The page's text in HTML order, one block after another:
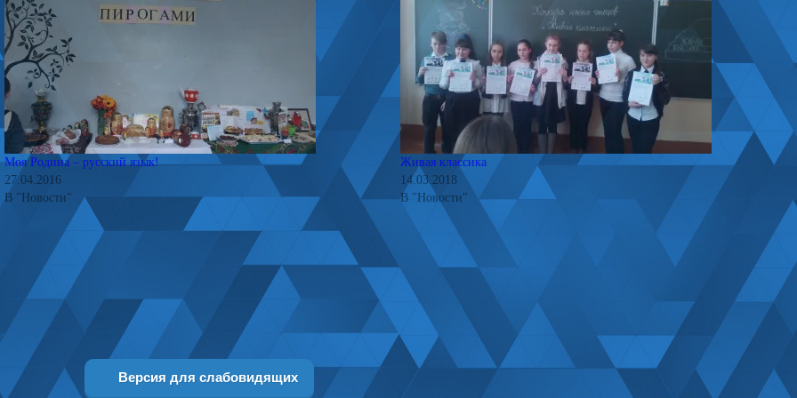
Моя Родина – русский язык!
27.04.2016
В "Новости"
Живая классика
14.03.2018
В "Новости"
Версия для слабовидящих